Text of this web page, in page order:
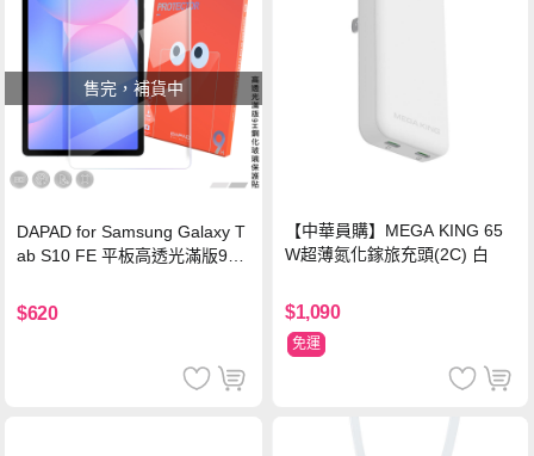
售完，補貨中
DAPAD for Samsung Galaxy T
ab S10 FE 平板高透光滿版9H
$620
【中華員購】MEGA KING 65
W超薄氮化鎵旅充頭(2C) 白
$1,090
免運